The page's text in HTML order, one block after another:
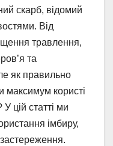
скарб, відомий
Від
травлення,
та
як правильно
максимум користі
цій статті ми
імбиру,